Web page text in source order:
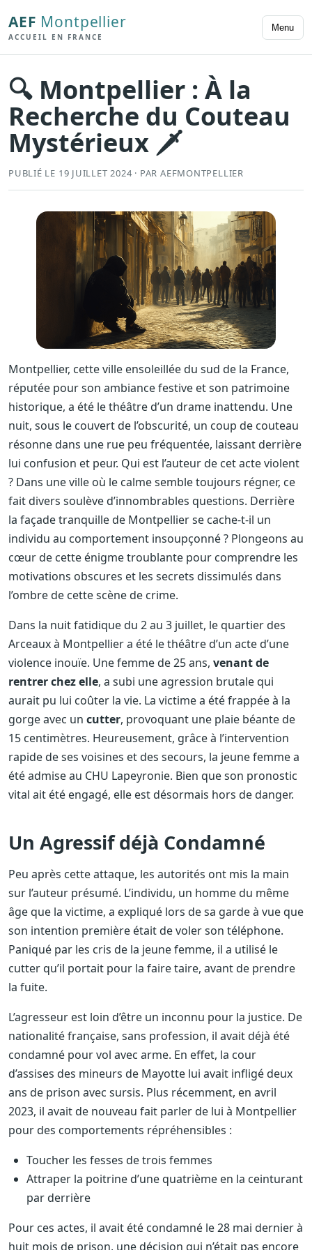
AEF Montpellier
ACCUEIL EN FRANCE
Menu
🔍 Montpellier : À la
Recherche du Couteau
Mystérieux 🗡️
PUBLIÉ LE 19 JUILLET 2024 · PAR AEFMONTPELLIER
Montpellier, cette ville ensoleillée du sud de la France,
réputée pour son ambiance festive et son patrimoine
historique, a été le théâtre d’un drame inattendu. Une
nuit, sous le couvert de l’obscurité, un coup de couteau
résonne dans une rue peu fréquentée, laissant derrière
lui confusion et peur. Qui est l’auteur de cet acte violent
? Dans une ville où le calme semble toujours régner, ce
fait divers soulève d’innombrables questions. Derrière
la façade tranquille de Montpellier se cache-t-il un
individu au comportement insoupçonné ? Plongeons au
cœur de cette énigme troublante pour comprendre les
motivations obscures et les secrets dissimulés dans
l’ombre de cette scène de crime.
Dans la nuit fatidique du 2 au 3 juillet, le quartier des
Arceaux à Montpellier a été le théâtre d’un acte d’une
violence inouïe. Une femme de 25 ans, venant de
rentrer chez elle, a subi une agression brutale qui
aurait pu lui coûter la vie. La victime a été frappée à la
gorge avec un cutter, provoquant une plaie béante de
15 centimètres. Heureusement, grâce à l’intervention
rapide de ses voisines et des secours, la jeune femme a
été admise au CHU Lapeyronie. Bien que son pronostic
vital ait été engagé, elle est désormais hors de danger.
Un Agressif déjà Condamné
Peu après cette attaque, les autorités ont mis la main
sur l’auteur présumé. L’individu, un homme du même
âge que la victime, a expliqué lors de sa garde à vue que
son intention première était de voler son téléphone.
Paniqué par les cris de la jeune femme, il a utilisé le
cutter qu’il portait pour la faire taire, avant de prendre
la fuite.
L’agresseur est loin d’être un inconnu pour la justice. De
nationalité française, sans profession, il avait déjà été
condamné pour vol avec arme. En effet, la cour
d’assises des mineurs de Mayotte lui avait infligé deux
ans de prison avec sursis. Plus récemment, en avril
2023, il avait de nouveau fait parler de lui à Montpellier
pour des comportements répréhensibles :
Toucher les fesses de trois femmes
Attraper la poitrine d’une quatrième en la ceinturant
par derrière
Pour ces actes, il avait été condamné le 28 mai dernier à
huit mois de prison, une décision qui n’était pas encore